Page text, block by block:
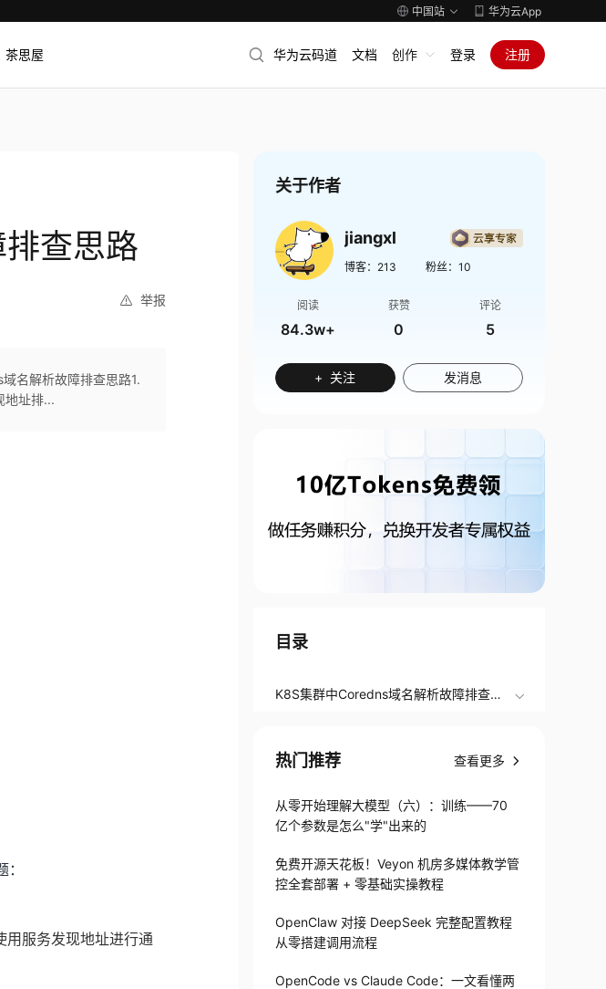
中国站 华为云App
茶思屋 华为云码道 文档 创作 登录 注册
查思路
举报
名解析故障排查思路1.
地址排...
服务发现地址进行通
关于作者
jiangxl
博客： 213 粉丝： 10
阅读
84.3w+
获赞
0
评论
5
+ 关注 发消息
目录
K8S集群中Coredns域名解析故障排查思
热门推荐 查看更多
从零开始理解大模型（六）：训练——70
亿个参数是怎么"学"出来的
免费开源天花板！Veyon 机房多媒体教学管
控全套部署 + 零基础实操教程
OpenClaw 对接 DeepSeek 完整配置教程
从零搭建调用流程
OpenCode vs Claude Code：一文看懂两